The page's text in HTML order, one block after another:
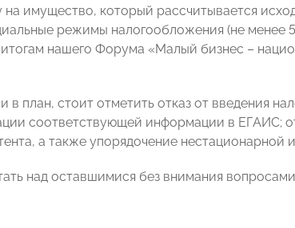
имущество, который рассчитывается
режимы налогообложения (не менее
нашего Форума «Малый бизнес –
план, стоит отметить отказ от введения
соответствующей информации в ЕГАИС;
а также упорядочение нестационарной
над оставшимися без внимания